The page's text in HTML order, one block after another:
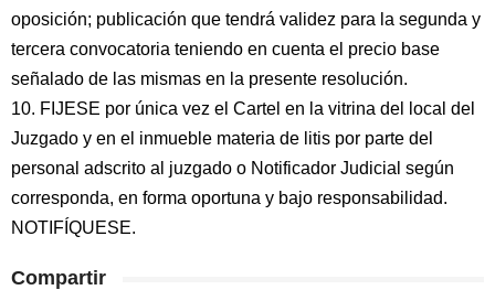
oposición; publicación que tendrá validez para la segunda y
tercera convocatoria teniendo en cuenta el precio base
señalado de las mismas en la presente resolución.
10. FIJESE por única vez el Cartel en la vitrina del local del
Juzgado y en el inmueble materia de litis por parte del
personal adscrito al juzgado o Notificador Judicial según
corresponda, en forma oportuna y bajo responsabilidad.
NOTIFÍQUESE.
Compartir